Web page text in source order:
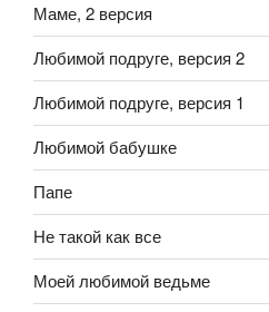
Маме, 2 версия
Любимой подруге, версия 2
Любимой подруге, версия 1
Любимой бабушке
Папе
Не такой как все
Моей любимой ведьме